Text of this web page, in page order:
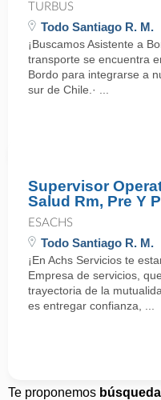
TURBUS
Todo Santiago R. M.
¡Buscamos Asistente a
transporte se encuentra
Bordo para integrarse a
sur de Chile.· ...
Supervisor
Salud Rm, Pre Y
ESACHS
Todo Santiago R. M.
¡En Achs Servicios te
Empresa de servicios,
trayectoria de la
es entregar confianza, ...
Te proponemos